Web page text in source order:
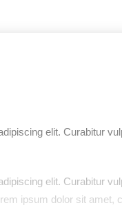
elit. Curabitur
elit. Curabitur
ipsum dolor sit amet,